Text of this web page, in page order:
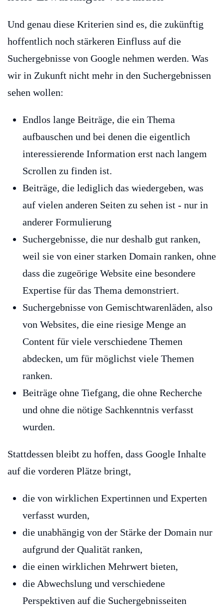
Und genau diese Kriterien sind es, die zukünftig
hoffentlich noch stärkeren Einfluss auf die
Suchergebnisse von Google nehmen werden. Was
wir in Zukunft nicht mehr in den Suchergebnissen
sehen wollen:
Endlos lange Beiträge, die ein Thema
aufbauschen und bei denen die eigentlich
interessierende Information erst nach langem
Scrollen zu finden ist.
Beiträge, die lediglich das wiedergeben, was
auf vielen anderen Seiten zu sehen ist - nur in
anderer Formulierung
Suchergebnisse, die nur deshalb gut ranken,
weil sie von einer starken Domain ranken, ohne
dass die zugeörige Website eine besondere
Expertise für das Thema demonstriert.
Suchergebnisse von Gemischtwarenläden, also
von Websites, die eine riesige Menge an
Content für viele verschiedene Themen
abdecken, um für möglichst viele Themen
ranken.
Beiträge ohne Tiefgang, die ohne Recherche
und ohne die nötige Sachkenntnis verfasst
wurden.
Stattdessen bleibt zu hoffen, dass Google Inhalte
auf die vorderen Plätze bringt,
die von wirklichen Expertinnen und Experten
verfasst wurden,
die unabhängig von der Stärke der Domain nur
aufgrund der Qualität ranken,
die einen wirklichen Mehrwert bieten,
die Abwechslung und verschiedene
Perspektiven auf die Suchergebnisseiten